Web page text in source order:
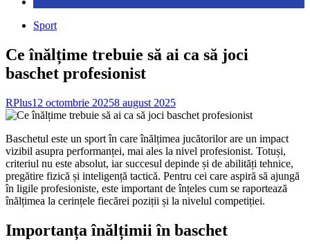
Sport
Ce înălțime trebuie să ai ca să joci
baschet profesionist
RPlus12 octombrie 20258 august 2025
Baschetul este un sport în care înălțimea jucătorilor are un impact
vizibil asupra performanței, mai ales la nivel profesionist. Totuși,
criteriul nu este absolut, iar succesul depinde și de abilități tehnice,
pregătire fizică și inteligență tactică. Pentru cei care aspiră să ajungă
în ligile profesioniste, este important de înțeles cum se raportează
înălțimea la cerințele fiecărei poziții și la nivelul competiției.
Importanța înălțimii în baschet